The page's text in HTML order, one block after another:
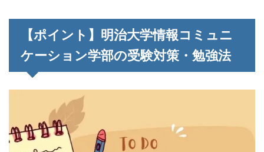
【ポイント】明治大学情報コミュニ
ケーション学部の受験対策・勉強法